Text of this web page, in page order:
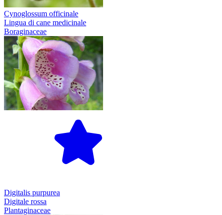
Cynoglossum officinale
Lingua di cane medicinale
Boraginaceae
Digitalis purpurea
Digitale rossa
Plantaginaceae